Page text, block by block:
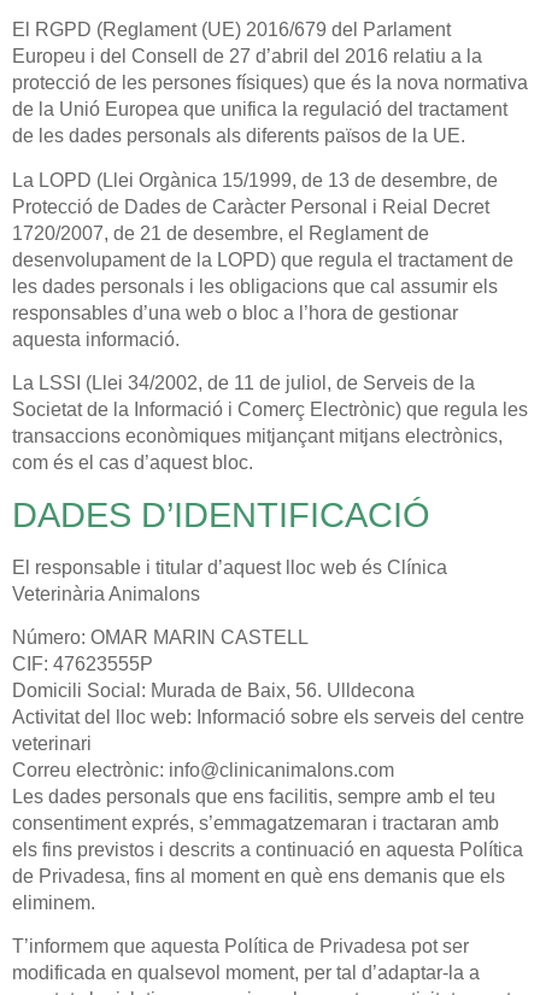
El RGPD (Reglament (UE) 2016/679 del Parlament
Europeu i del Consell de 27 d’abril del 2016 relatiu a la
protecció de les persones físiques) que és la nova normativa
de la Unió Europea que unifica la regulació del tractament
de les dades personals als diferents països de la UE.
La LOPD (Llei Orgànica 15/1999, de 13 de desembre, de
Protecció de Dades de Caràcter Personal i Reial Decret
1720/2007, de 21 de desembre, el Reglament de
desenvolupament de la LOPD) que regula el tractament de
les dades personals i les obligacions que cal assumir els
responsables d’una web o bloc a l’hora de gestionar
aquesta informació.
La LSSI (Llei 34/2002, de 11 de juliol, de Serveis de la
Societat de la Informació i Comerç Electrònic) que regula les
transaccions econòmiques mitjançant mitjans electrònics,
com és el cas d’aquest bloc.
DADES D’IDENTIFICACIÓ
El responsable i titular d’aquest lloc web és Clínica
Veterinària Animalons
Número: OMAR MARIN CASTELL
CIF: 47623555P
Domicili Social: Murada de Baix, 56. Ulldecona
Activitat del lloc web: Informació sobre els serveis del centre
veterinari
Correu electrònic: info@clinicanimalons.com
Les dades personals que ens facilitis, sempre amb el teu
consentiment exprés, s’emmagatzemaran i tractaran amb
els fins previstos i descrits a continuació en aquesta Política
de Privadesa, fins al moment en què ens demanis que els
eliminem.
T’informem que aquesta Política de Privadesa pot ser
modificada en qualsevol moment, per tal d’adaptar-la a